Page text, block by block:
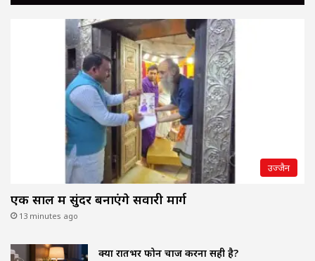
उज्जैन
एक साल में सुंदर बनाएंगे सवारी मार्ग
13 minutes ago
क्या रातभर फोन चार्ज करना सही है?